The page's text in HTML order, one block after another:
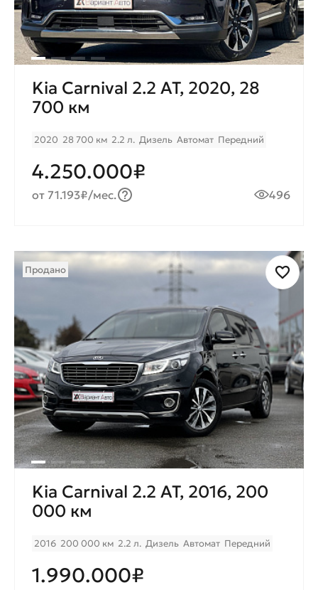
Kia Carnival 2.2 AT, 2020, 28
700 км
2020 28 700 км 2.2 л. Дизель Автомат Передний
4.250.000₽
от 71.193₽/мес. 496
Продано
Kia Carnival 2.2 AT, 2016, 200
000 км
2016 200 000 км 2.2 л. Дизель Автомат Передний
1.990.000₽